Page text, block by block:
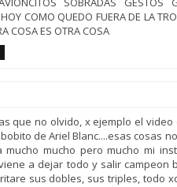
COMO QUEDO FUERA DE LA
COSA ES OTRA COSA
que no olvido, x ejemplo el
de Ariel Blanc....esas cosas
mucho mucho pero mucho mi
a dejar todo y salir campeon
sus dobles, sus triples, todo